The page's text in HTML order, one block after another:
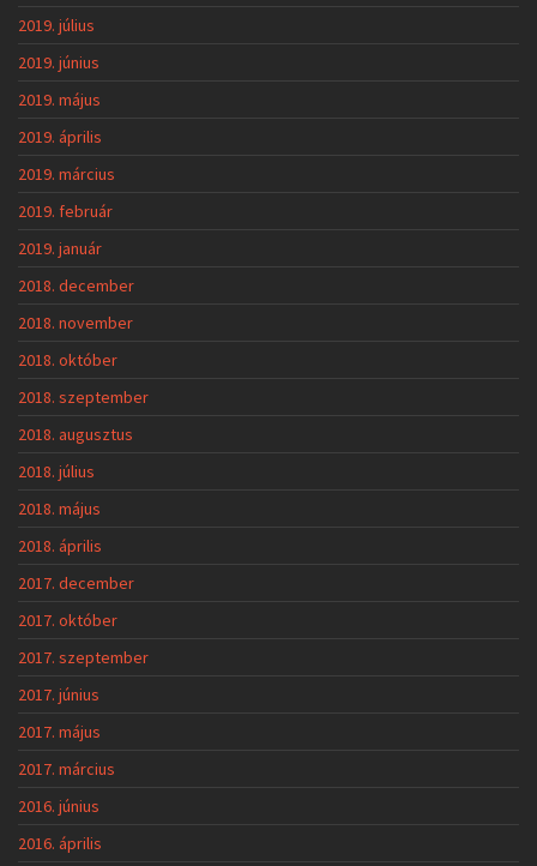
2019. július
2019. június
2019. május
2019. április
2019. március
2019. február
2019. január
2018. december
2018. november
2018. október
2018. szeptember
2018. augusztus
2018. július
2018. május
2018. április
2017. december
2017. október
2017. szeptember
2017. június
2017. május
2017. március
2016. június
2016. április